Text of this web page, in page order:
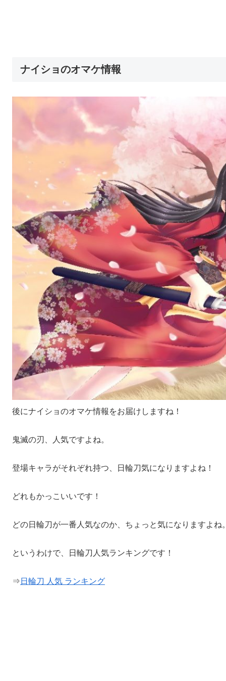
ナイショのオマケ情報
後にナイショのオマケ情報をお届けしますね！
鬼滅の刃、人気ですよね。
登場キャラがそれぞれ持つ、日輪刀気になりますよね！
どれもかっこいいです！
どの日輪刀が一番人気なのか、ちょっと気になりますよね
というわけで、日輪刀人気ランキングです！
⇒ 日輪刀 人気 ランキング